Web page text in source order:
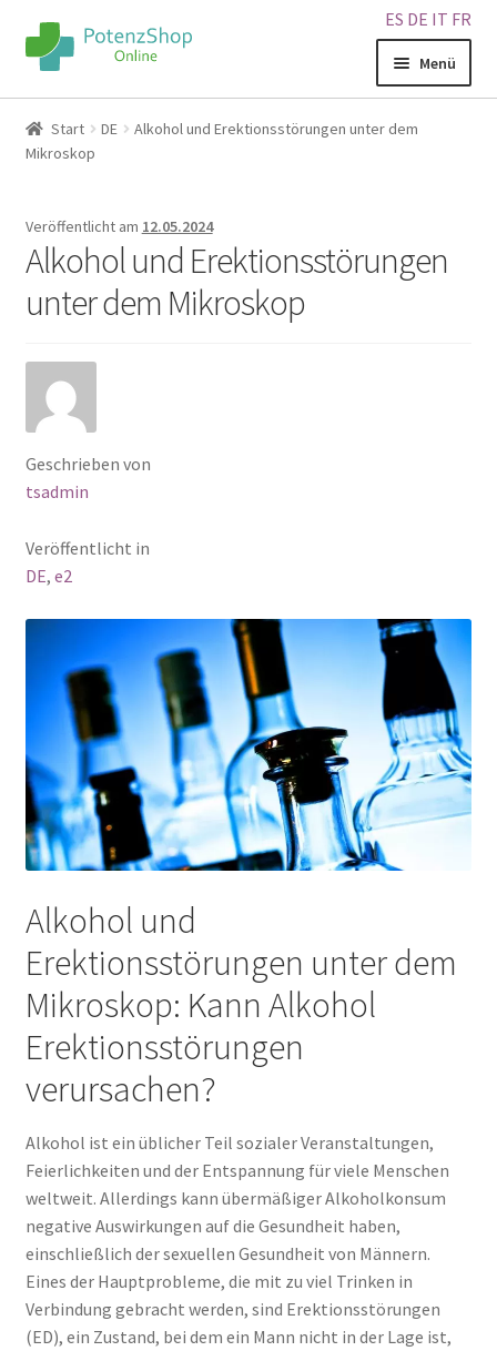
ES DE IT FR
Menü
Home
Über uns
Blog
Warenkorb
Kontakt
Start DE
Alkohol und Erektionsstörungen unter dem
Mikroskop
Veröffentlicht am 12.05.2024
Alkohol und Erektionsstörungen
unter dem Mikroskop
Geschrieben von
tsadmin
Veröffentlicht in
DE, e2
Alkohol und
Erektionsstörungen unter dem
Mikroskop: Kann Alkohol
Erektionsstörungen
verursachen?
Alkohol ist ein üblicher Teil sozialer Veranstaltungen,
Feierlichkeiten und der Entspannung für viele Menschen
weltweit. Allerdings kann übermäßiger Alkoholkonsum
negative Auswirkungen auf die Gesundheit haben,
einschließlich der sexuellen Gesundheit von Männern.
Eines der Hauptprobleme, die mit zu viel Trinken in
Verbindung gebracht werden, sind Erektionsstörungen
(ED), ein Zustand, bei dem ein Mann nicht in der Lage ist,